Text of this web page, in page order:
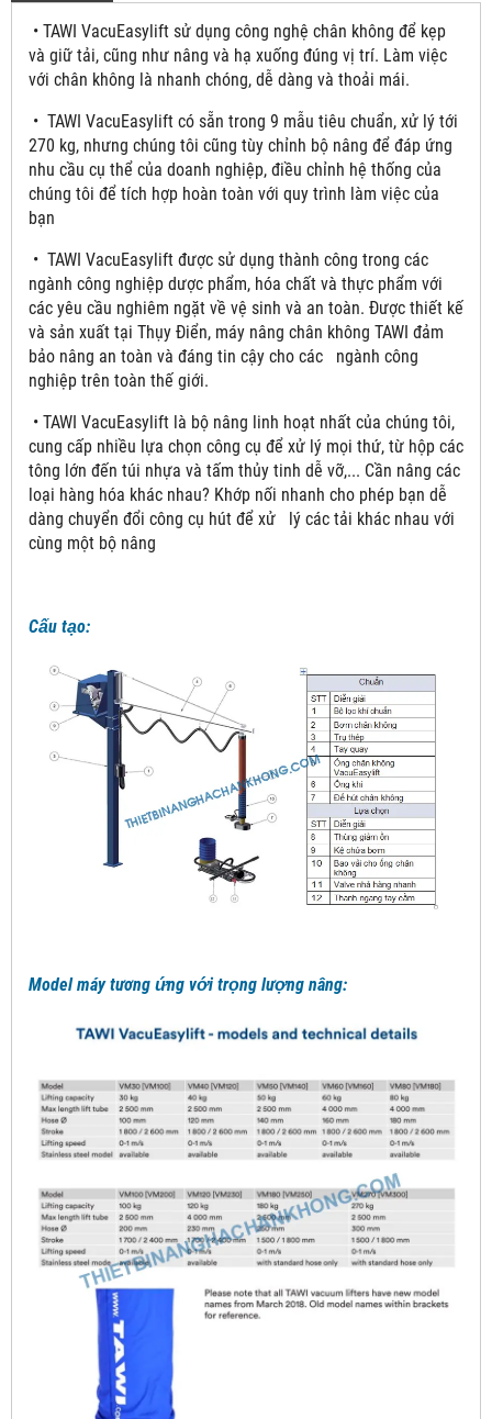
• TAWI VacuEasylift sử dụng công nghệ chân không để kẹp
và giữ tải, cũng như nâng và hạ xuống đúng vị trí. Làm việc
với chân không là nhanh chóng, dễ dàng và thoải mái.
• TAWI VacuEasylift có sẵn trong 9 mẫu tiêu chuẩn, xử lý tới
270 kg, nhưng chúng tôi cũng tùy chỉnh bộ nâng để đáp ứng
nhu cầu cụ thể của doanh nghiệp, điều chỉnh hệ thống của
chúng tôi để tích hợp hoàn toàn với quy trình làm việc của
bạn
• TAWI VacuEasylift được sử dụng thành công trong các
ngành công nghiệp dược phẩm, hóa chất và thực phẩm với
các yêu cầu nghiêm ngặt về vệ sinh và an toàn. Được thiết kế
và sản xuất tại Thụy Điển, máy nâng chân không TAWI đảm
bảo nâng an toàn và đáng tin cậy cho các ngành công
nghiệp trên toàn thế giới.
• TAWI VacuEasylift là bộ nâng linh hoạt nhất của chúng tôi,
cung cấp nhiều lựa chọn công cụ để xử lý mọi thứ, từ hộp các
tông lớn đến túi nhựa và tấm thủy tinh dễ vỡ,... Cần nâng các
loại hàng hóa khác nhau? Khớp nối nhanh cho phép bạn dễ
dàng chuyển đổi công cụ hút để xử lý các tải khác nhau với
cùng một bộ nâng
Cấu tạo:
Model máy tương ứng với trọng lượng nâng: